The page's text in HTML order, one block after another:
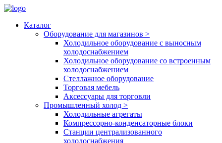
Каталог
Оборудование для магазинов >
Холодильное оборудование с выносным
холодоснабжением
Холодильное оборудование со встроенным
холодоснабжением
Стеллажное оборудование
Торговая мебель
Аксессуары для торговли
Промышленный холод >
Холодильные агрегаты
Компрессорно-конденсаторные блоки
Станции централизованного
холодоснабжения